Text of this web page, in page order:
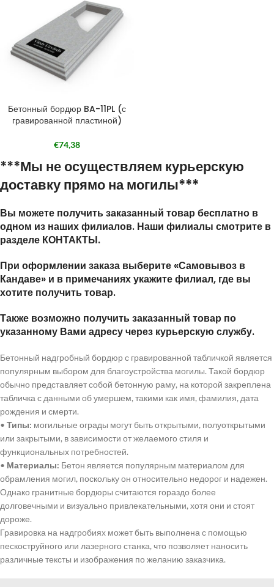
Бетонный бордюр BA-11PL (с
гравированной пластиной)
€74,38
***Мы не осуществляем курьерскую
доставку прямо на могилы***
Вы можете получить заказанный товар бесплатно в
одном из наших филиалов. Наши филиалы смотрите в
разделе КОНТАКТЫ.
При оформлении заказа выберите «Самовывоз в
Кандаве» и в примечаниях укажите филиал, где вы
хотите получить товар.
Также возможно получить заказанный товар по
указанному Вами адресу через курьерскую службу.
Бетонный надгробный бордюр с гравированной табличкой является
популярным выбором для благоустройства могилы. Такой бордюр
обычно представляет собой бетонную раму, на которой закреплена
табличка с данными об умершем, такими как имя, фамилия, дата
рождения и смерти.
• Типы: могильные ограды могут быть открытыми, полуоткрытыми
или закрытыми, в зависимости от желаемого стиля и
функциональных потребностей.
• Материалы: Бетон является популярным материалом для
обрамления могил, поскольку он относительно недорог и надежен.
Однако гранитные бордюры считаются гораздо более
долговечными и визуально привлекательными, хотя они и стоят
дороже.
Гравировка на надгробиях может быть выполнена с помощью
пескоструйного или лазерного станка, что позволяет наносить
различные тексты и изображения по желанию заказчика.